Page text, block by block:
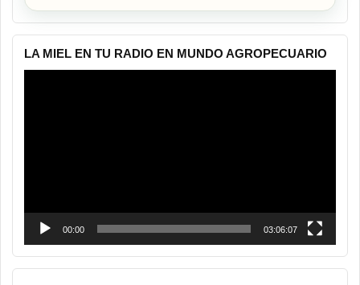
LA MIEL EN TU RADIO EN MUNDO AGROPECUARIO
00:00 03:06:07